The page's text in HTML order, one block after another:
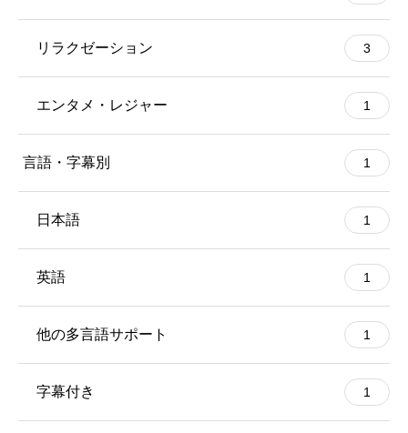
リラクゼーション 3
エンタメ・レジャー 1
言語・字幕別 1
日本語 1
英語 1
他の多言語サポート 1
字幕付き 1